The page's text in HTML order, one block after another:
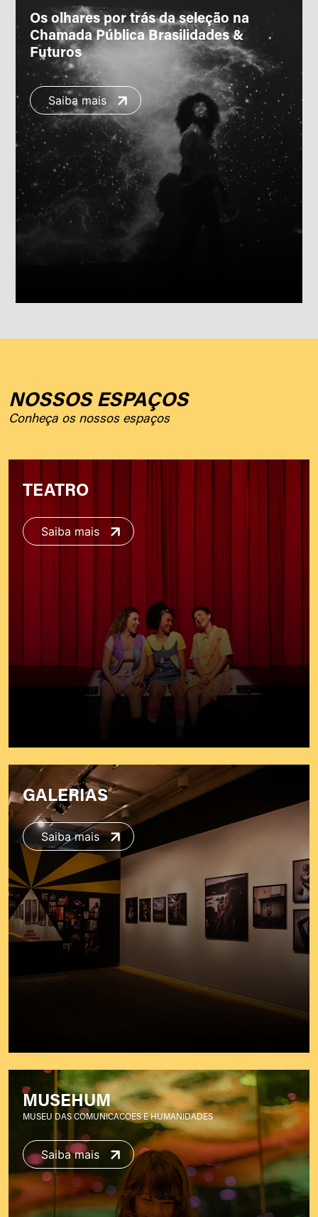
Os olhares por trás da seleção na
Chamada Pública Brasilidades &
Futuros
Saiba mais
NOSSOS ESPAÇOS
Conheça os nossos espaços
TEATRO
Saiba mais
GALERIAS
Saiba mais
MUSEHUM
MUSEU DAS COMUNICACOES E HUMANIDADES
Saiba mais